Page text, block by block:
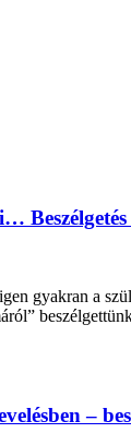
gyakran a
–